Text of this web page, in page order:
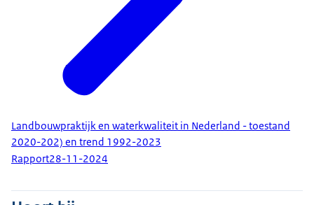
Landbouwpraktijk en waterkwaliteit in Nederland - toestand
2020-202) en trend 1992-2023
Rapport28-11-2024